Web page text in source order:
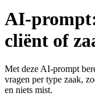
AI-
cliënt of
Met deze AI-prompt
vragen per type zaak,
en niets mist.